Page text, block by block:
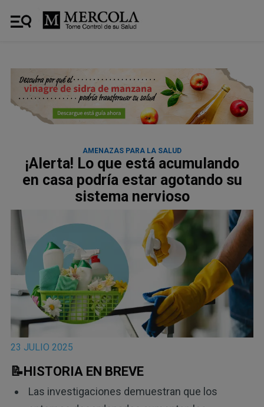
AMENAZAS PARA LA SALUD
¡Alerta! Lo que está acumulando
en casa podría estar agotando su
sistema nervioso
23 JULIO 2025
📝HISTORIA EN BREVE
Las investigaciones demuestran que los